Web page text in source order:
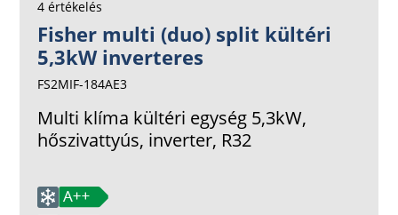
4 értékelés
Fisher multi (duo) split kültéri
5,3kW inverteres
FS2MIF-184AE3
Multi klíma kültéri egység 5,3kW,
hőszivattyús, inverter, R32